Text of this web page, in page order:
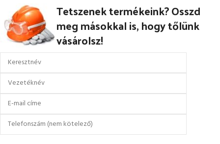
Tetszenek termékeink? Osszd
meg másokkal is, hogy tőlünk
vásárolsz!